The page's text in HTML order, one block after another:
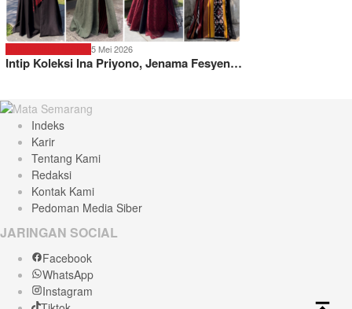
5 Mei 2026
Intip Koleksi Ina Priyono, Jenama Fesyen…
Indeks
Karir
Tentang Kami
Redaksi
Kontak Kami
Pedoman Media Siber
JARINGAN SOCIAL
Facebook
WhatsApp
Instagram